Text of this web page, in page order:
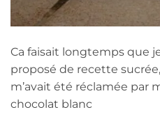
Ca faisait longtemps que
proposé de recette
m’avait été réclamée par
chocolat blanc